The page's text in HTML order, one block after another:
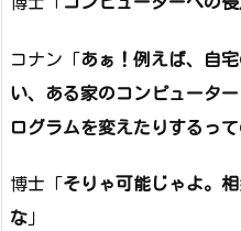
コナン「あぁ！例えば、自
い、ある家のコンピュータ
ログラムを変えたりするっ
博士「そりゃ可能じゃよ。
な」